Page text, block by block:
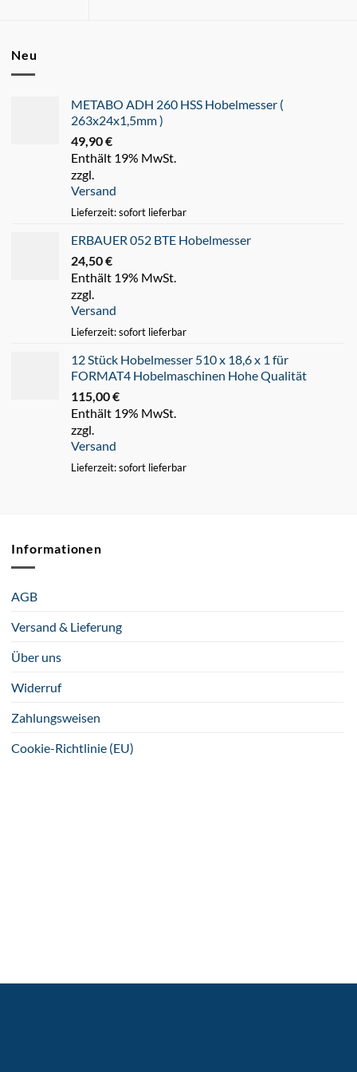
Neu
METABO ADH 260 HSS Hobelmesser (
263x24x1,5mm )
49,90€
Enthält 19% MwSt.
zzgl.
Versand
Lieferzeit: sofort lieferbar
ERBAUER 052 BTE Hobelmesser
24,50€
Enthält 19% MwSt.
zzgl.
Versand
Lieferzeit: sofort lieferbar
12 Stück Hobelmesser 510 x 18,6 x 1 für
FORMAT4 Hobelmaschinen Hohe Qualität
115,00€
Enthält 19% MwSt.
zzgl.
Versand
Lieferzeit: sofort lieferbar
Informationen
AGB
Versand & Lieferung
Über uns
Widerruf
Zahlungsweisen
Cookie-Richtlinie (EU)